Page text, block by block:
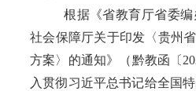
根据《省教育厅省委
社会保障厅关于印发〈贵州省
方案〉的通知》（黔教函〔
入贯彻习近平总书记给全国